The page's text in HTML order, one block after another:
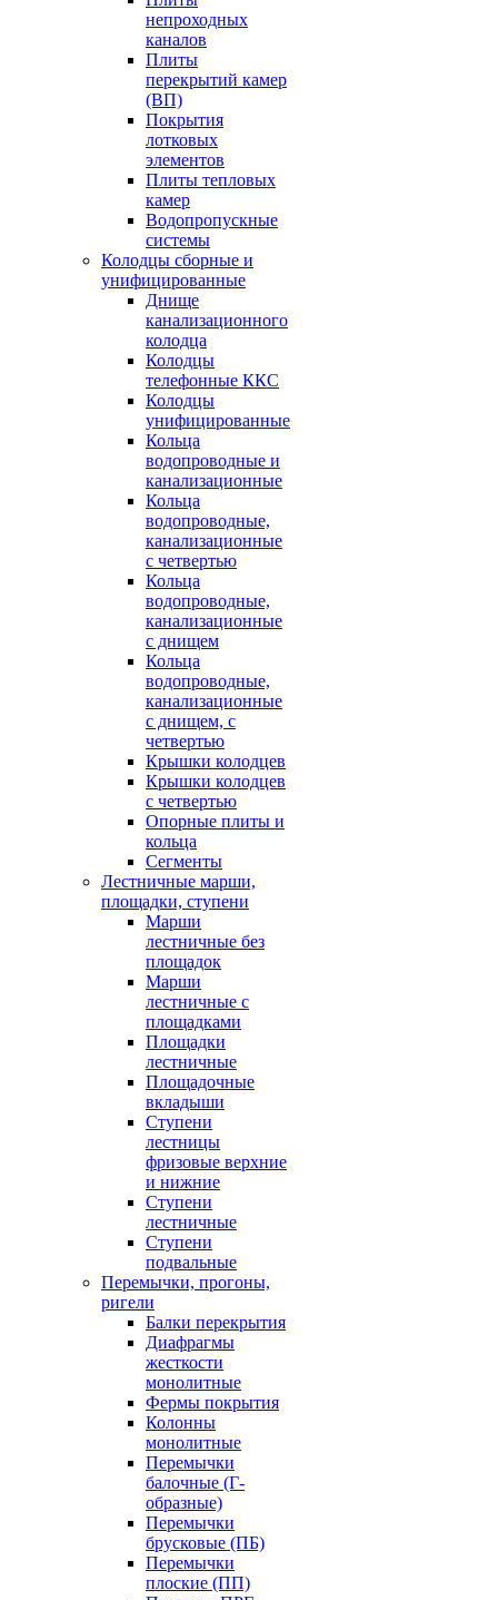
непроходных
каналов
Плиты
перекрытий камер
(ВП)
Покрытия
лотковых
элементов
Плиты тепловых
камер
Водопропускные
системы
Колодцы сборные и
унифицированные
Днище
канализационного
колодца
Колодцы
телефонные ККС
Колодцы
унифицированные
Кольца
водопроводные и
канализационные
Кольца
водопроводные,
канализационные
с четвертью
Кольца
водопроводные,
канализационные
с днищем
Кольца
водопроводные,
канализационные
с днищем, с
четвертью
Крышки колодцев
Крышки колодцев
с четвертью
Опорные плиты и
кольца
Сегменты
Лестничные марши,
площадки, ступени
Марши
лестничные без
площадок
Марши
лестничные с
площадками
Площадки
лестничные
Площадочные
вкладыши
Ступени
лестницы
фризовые верхние
и нижние
Ступени
лестничные
Ступени
подвальные
Перемычки, прогоны,
ригели
Балки перекрытия
Диафрагмы
жесткости
монолитные
Фермы покрытия
Колонны
монолитные
Перемычки
балочные (Г-
образные)
Перемычки
брусковые (ПБ)
Перемычки
плоские (ПП)